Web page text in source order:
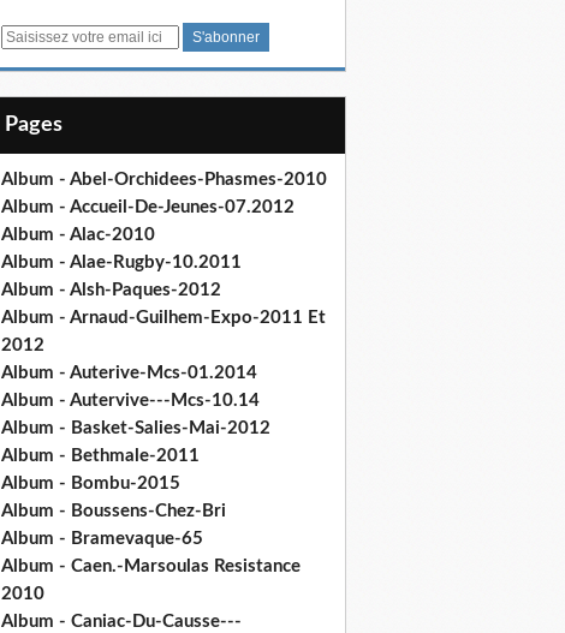
E
Pages
Album - Abel-Orchidees-Phasmes-2010
Album - Accueil-De-Jeunes-07.2012
Album - Alac-2010
Album - Alae-Rugby-10.2011
Album - Alsh-Paques-2012
Album - Arnaud-Guilhem-Expo-2011 Et
2012
Album - Auterive-Mcs-01.2014
Album - Autervive---Mcs-10.14
Album - Basket-Salies-Mai-2012
Album - Bethmale-2011
Album - Bombu-2015
Album - Boussens-Chez-Bri
Album - Bramevaque-65
Album - Caen.-Marsoulas Resistance
2010
Album - Caniac-Du-Causse---